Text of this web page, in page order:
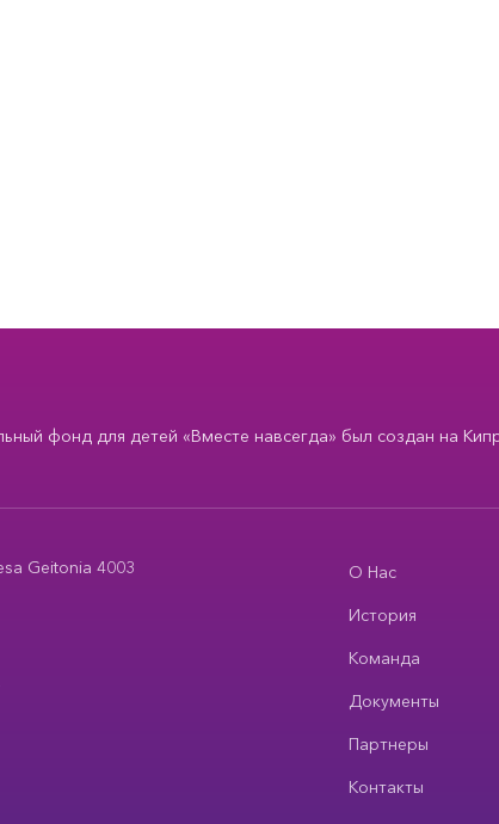
фонд для детей «Вместе навсегда» был создан на
Geitonia 4003
О Нас
История
Команда
Документы
Партнеры
Контакты